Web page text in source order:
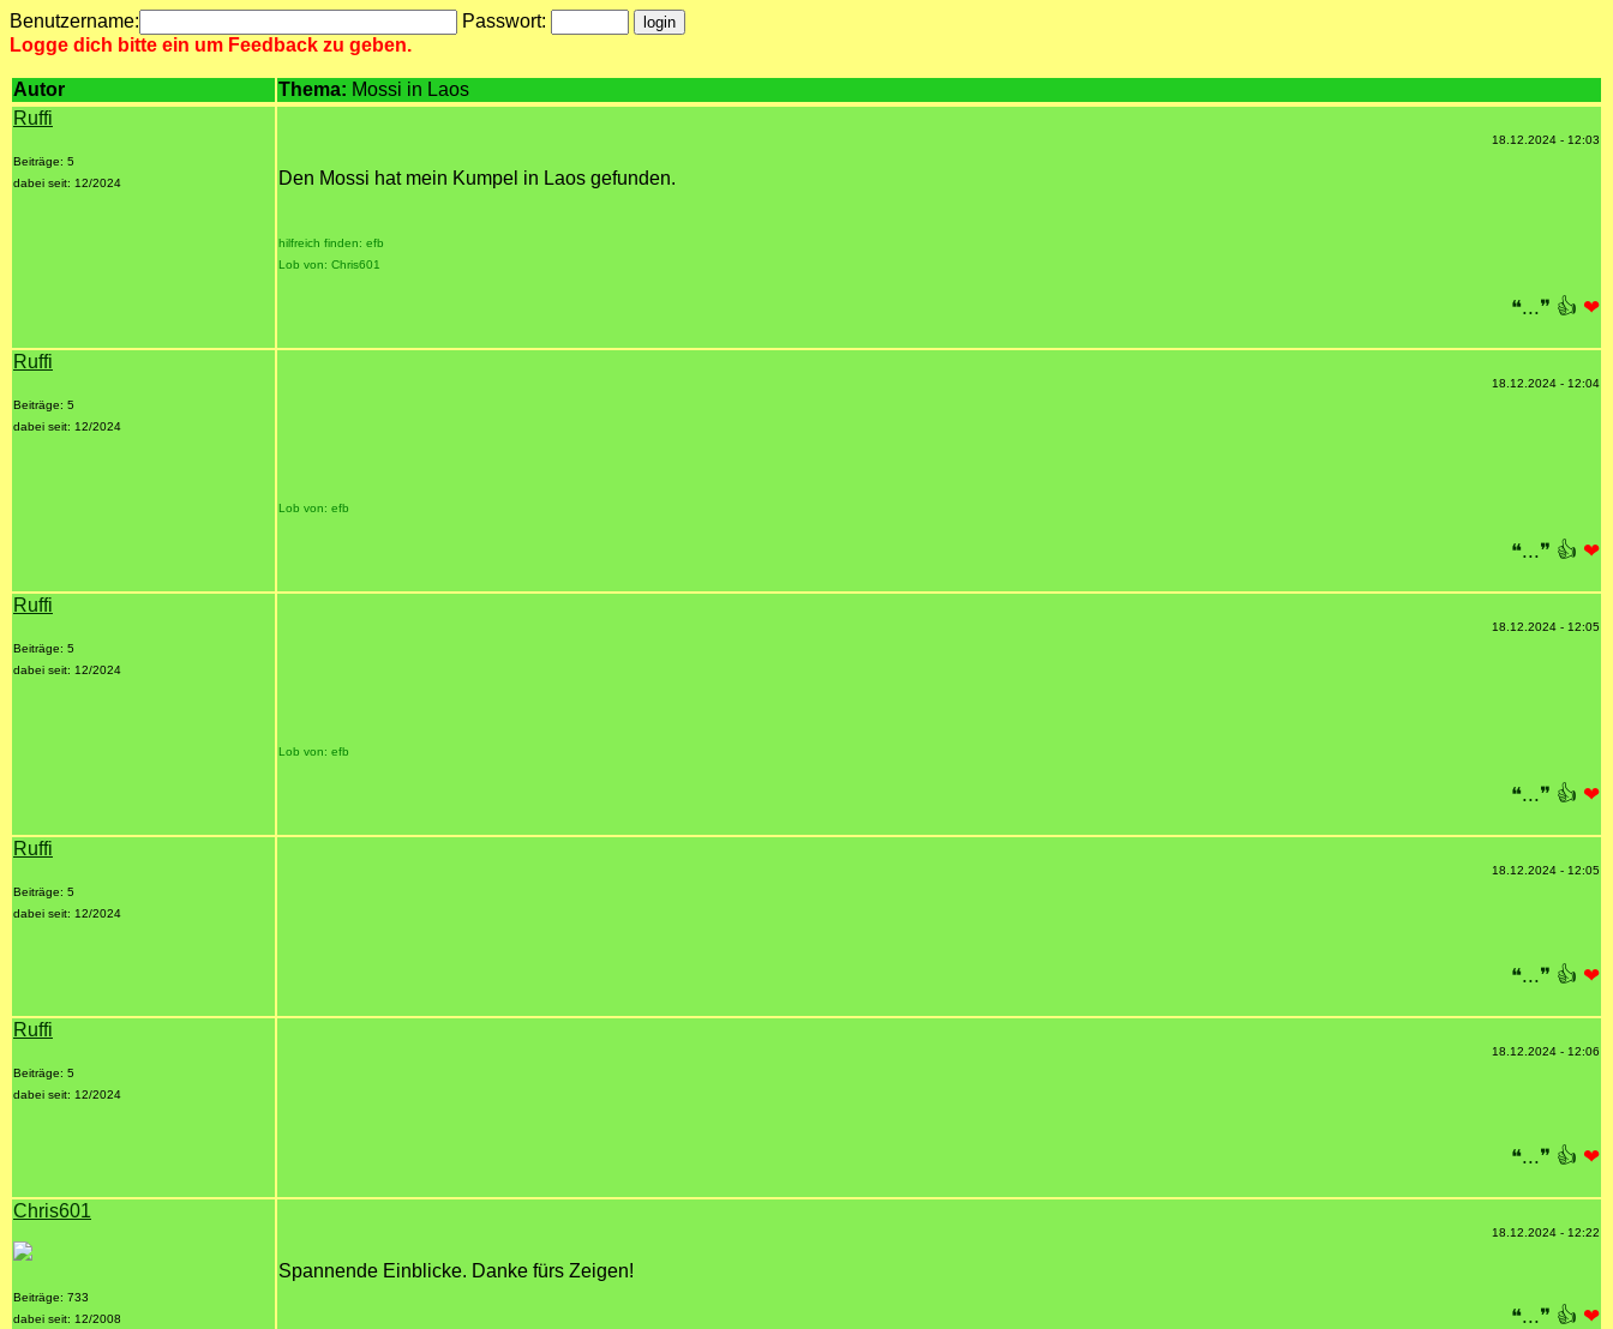
Benutzername:
Passwort:
Logge dich bitte ein um Feedback zu geben.
Autor Thema: Mossi in Laos
Ruffi
Beiträge: 5
dabei seit: 12/2024
18.12.2024 - 12:03
Den Mossi hat mein Kumpel in Laos gefunden.
hilfreich finden: efb
Lob von: Chris601
❝...❞ 👍 ❤
Ruffi
Beiträge: 5
dabei seit: 12/2024
18.12.2024 - 12:04
Lob von: efb
❝...❞ 👍 ❤
Ruffi
Beiträge: 5
dabei seit: 12/2024
18.12.2024 - 12:05
Lob von: efb
❝...❞ 👍 ❤
Ruffi
Beiträge: 5
dabei seit: 12/2024
18.12.2024 - 12:05
❝...❞ 👍 ❤
Ruffi
Beiträge: 5
dabei seit: 12/2024
18.12.2024 - 12:06
❝...❞ 👍 ❤
Chris601
Beiträge: 733
dabei seit: 12/2008
18.12.2024 - 12:22
Spannende Einblicke. Danke fürs Zeigen!
❝...❞ 👍 ❤